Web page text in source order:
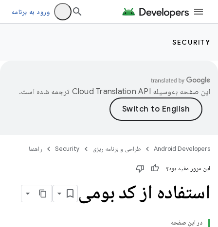
ورود به برنامه
SECURITY
این صفحه به‌وسیله ترجمه شده است.
Android Developers طراحی و برنامه ریزی Security راهنما
این مرور مفید بود؟
استفاده از کد بومی
در این صفحه